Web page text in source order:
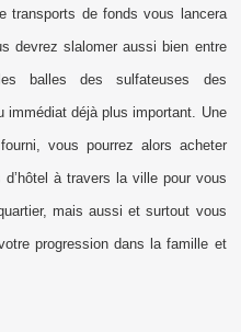
transports de fonds vous lancera
devrez slalomer aussi bien entre
balles des sulfateuses des
immédiat déjà plus important. Une
vous pourrez alors acheter
à travers la ville pour vous
mais aussi et surtout vous
progression dans la famille et